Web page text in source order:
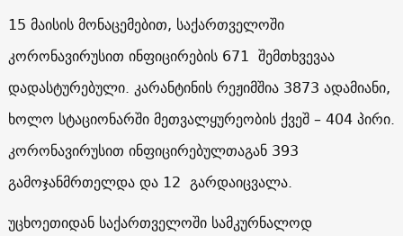
15 მაისის მონაცემებით, საქართველოში
კორონავირუსით ინფიცირების 671 შემთხვევაა
დადასტურებული. კარანტინის რეჟიმშია 3873 ადამიანი,
ხოლო სტაციონარში მეთვალყურეობის ქვეშ – 404 პირი.
კორონავირუსით ინფიცირებულთაგან 393
გამოჯანმრთელდა და 12 გარდაიცვალა.
უცხოეთიდან საქართველოში სამკურნალოდ